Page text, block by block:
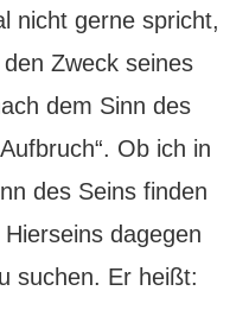
nicht gerne spricht,
Zweck seines
dem Sinn des
Ob ich in
des Seins finden
dagegen
suchen. Er heißt: